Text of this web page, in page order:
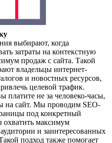
выбирают, когда
затраты на контекстную
продаж с сайта. Такой
владельцы интернет-
и новостных ресурсов,
целевой трафик.
платите не за человеко-часы,
на сайт. Мы проводим SEO-
под конкретный
охватить максимум
и заинтересованных
подход также помогает